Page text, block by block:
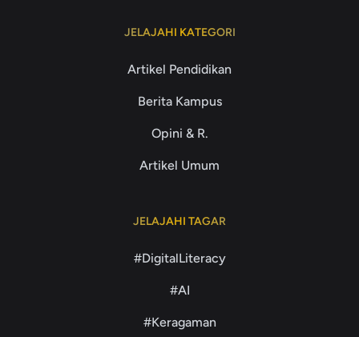
JELAJAHI KATEGORI
Artikel Pendidikan
Berita Kampus
Opini & R.
Artikel Umum
JELAJAHI TAGAR
#DigitalLiteracy
#AI
#Keragaman